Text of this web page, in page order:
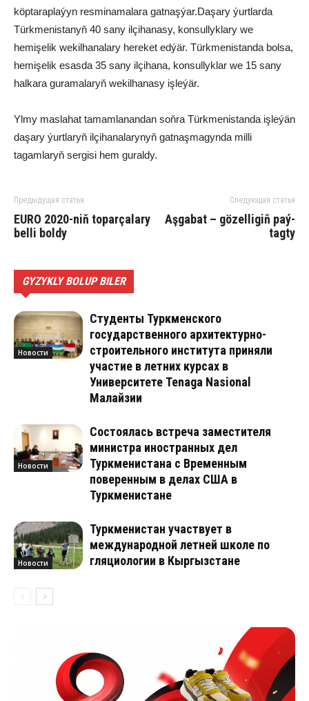
köptaraplaýyn resminamalara gatnaşýar.Daşary ýurtlarda
Türkmenistanyň 40 sany ilçihanasy, konsullyklary we
hemişelik wekilhanalary hereket edýär. Türkmenistanda bolsa,
hemişelik esasda 35 sany ilçihana, konsullyklar we 15 sany
halkara guramalaryň wekilhanasy işleýär.
Ylmy maslahat tamamlanandan soňra Türkmenistanda işleýän
daşary ýurtlaryň ilçihanalarynyň gatnaşmagynda milli
tagamlaryň sergisi hem guraldy.
Предыдущая статья
EURO 2020-niň to­par­ça­la­ry
bel­li bol­dy
Следующая статья
Aş­ga­bat – gö­zel­li­giň paý­
tag­ty
GYZYKLY BOLUP BILER
Новости
Студенты Туркменского
государственного архитектурно-
строительного института приняли
участие в летних курсах в
Университете Tenaga Nasional
Малайзии
Новости
Состоялась встреча заместителя
министра иностранных дел
Туркменистана с Временным
поверенным в делах США в
Туркменистане
Новости
Туркменистан участвует в
международной летней школе по
гляциологии в Кыргызстане